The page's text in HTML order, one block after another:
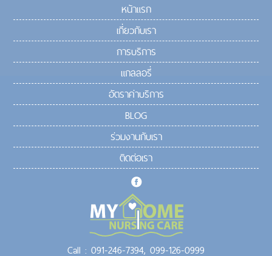
หน้าแรก
เกี่ยวกับเรา
การบริการ
แกลลอรี่
อัตราค่าบริการ
BLOG
ร่วมงานกับเรา
ติดต่อเรา
Call : 091-246-7394, 099-126-0999